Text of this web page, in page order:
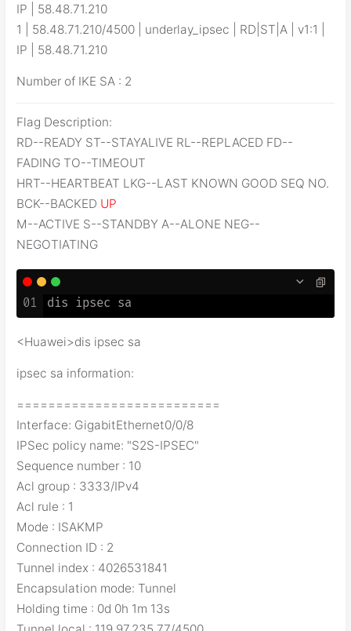
IP | 58.48.71.210
1 | 58.48.71.210/4500 | underlay_ipsec | RD|ST|A | v1:1 |
IP | 58.48.71.210
Number of IKE SA : 2
Flag Description:
RD--READY ST--STAYALIVE RL--REPLACED FD--
FADING TO--TIMEOUT
HRT--HEARTBEAT LKG--LAST KNOWN GOOD SEQ NO.
BCK--BACKED UP
M--ACTIVE S--STANDBY A--ALONE NEG--
NEGOTIATING
01
<Huawei>dis ipsec sa
ipsec sa information:
==========================
Interface: GigabitEthernet0/0/8
IPSec policy name: "S2S-IPSEC"
Sequence number : 10
Acl group : 3333/IPv4
Acl rule : 1
Mode : ISAKMP
Connection ID : 2
Tunnel index : 4026531841
Encapsulation mode: Tunnel
Holding time : 0d 0h 1m 13s